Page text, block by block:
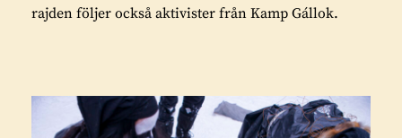
rajden följer också aktivister från Kamp Gállok.